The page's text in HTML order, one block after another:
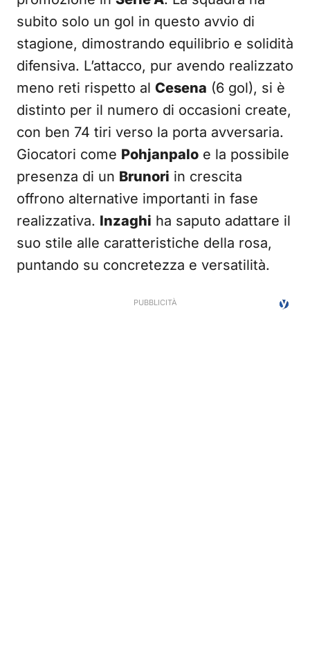
subito solo un gol in questo avvio di
stagione, dimostrando equilibrio e solidità
difensiva. L’attacco, pur avendo realizzato
meno reti rispetto al Cesena (6 gol), si è
distinto per il numero di occasioni create,
con ben 74 tiri verso la porta avversaria.
Giocatori come Pohjanpalo e la possibile
presenza di un Brunori in crescita
offrono alternative importanti in fase
realizzativa. Inzaghi ha saputo adattare il
suo stile alle caratteristiche della rosa,
puntando su concretezza e versatilità.